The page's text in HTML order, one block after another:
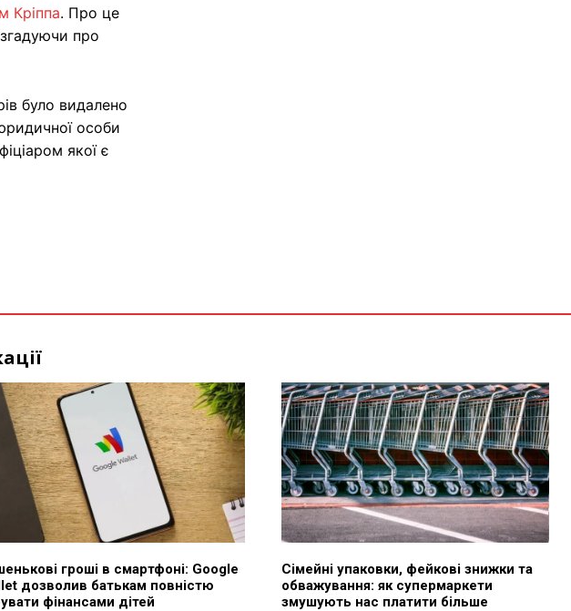
Кріппа. Про це
про
було видалено
особи
якої є
гроші в смартфоні: Google
дозволив батькам повністю
фінансами дітей
Сімейні упаковки, фейкові знижки та
обважування: як супермаркети
змушують нас платити більше